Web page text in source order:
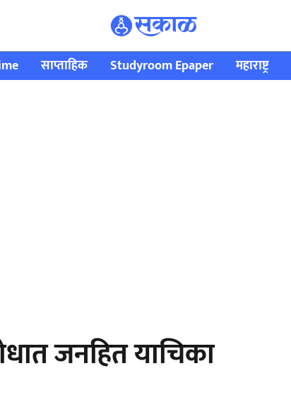
साप्ताहिक Studyroom Epaper महाराष्ट्र
जनहित याचिका